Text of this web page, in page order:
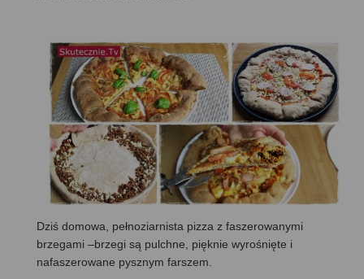
Dziś domowa, pełnoziarnista pizza z faszerowanymi
brzegami –brzegi są pulchne, pięknie wyrośnięte i
nafaszerowane pysznym farszem.